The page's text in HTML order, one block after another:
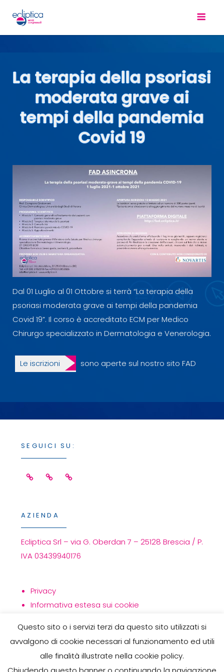
La terapia della psoriasi
moderata grave ai
tempi della pandemia
Covid 19
Dal 01 Luglio al 01 Ottobre si terrà “La terapia della
psoriasi moderata grave ai tempi della pandemia
Covid 19”. Il corso è accreditato ECM per Medico
Chirurgo specializzato in Dermatologia e Venerologia.
Le iscrizioni sono aperte sul nostro sito FAD
SEGUICI SU:
FacebookLinkedinInstagram
AZIENDA
Ecliptica Srl – via G. Oberdan 7 – 25128 Brescia / P.
IVA 03439940176
Privacy
Informativa estesa sui cookie
Questo sito o i servizi terzi da questo sito utilizzati si
avvalgono di cookie necessari al funzionamento ed utili
alle finalità illustrate nella cookie policy.